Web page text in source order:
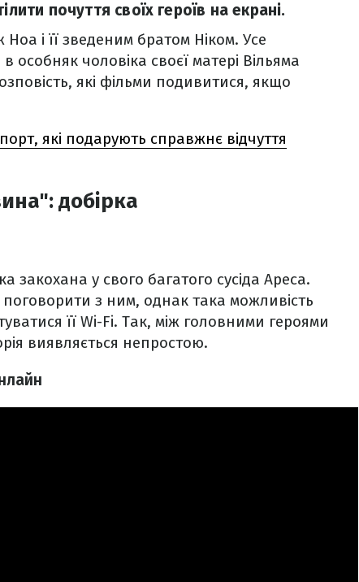
почуття своїх героїв на екрані.
і її зведеним братом Ніком. Усе
особняк чоловіка своєї матері Вільяма
які фільми подивитися, якщо
які подарують справжнє відчуття
добірка
закохана у свого багатого сусіда Ареса.
з ним, однак така можливість
її Wi-Fi. Так, між головними героями
виявляється непростою.